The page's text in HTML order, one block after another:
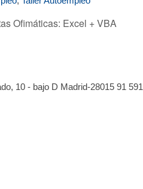
Ofimáticas: Excel + VBA
10 - bajo D Madrid-28015 91 591